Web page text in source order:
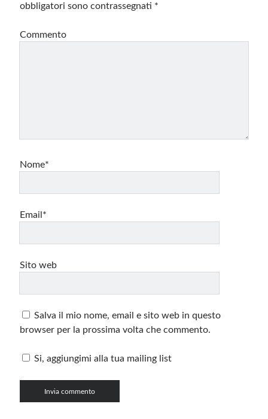
obbligatori sono contrassegnati *
Commento
Nome*
Email*
Sito web
Salva il mio nome, email e sito web in questo
browser per la prossima volta che commento.
Si, aggiungimi alla tua mailing list